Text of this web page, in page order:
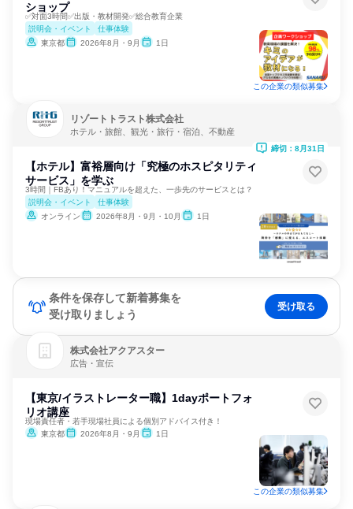
ショップ
✅対面3時間✅出版・教材開発✅総合教育企業
説明会・イベント
仕事体験
東京都
2026年8月・9月 1日
この企業の類似募集
リゾートトラスト株式会社
ホテル・旅館、観光・旅行・宿泊、不動産
【ホテル】富裕層向け「究極のホスピタリティ
サービス」を学ぶ
3時間｜FBあり！マニュアルを超えた、一歩先のサービスとは？
説明会・イベント
仕事体験
オンライン
2026年8月・9月・10月 1日
締切：8月31日
条件を保存して新着募集を
受け取りましょう
受け取る
株式会社アクアスター
広告・宣伝
【東京/イラストレーター職】1dayポートフォ
リオ講座
現場責任者・若手現場社員による個別アドバイス付き！
東京都
2026年8月・9月 1日
この企業の類似募集